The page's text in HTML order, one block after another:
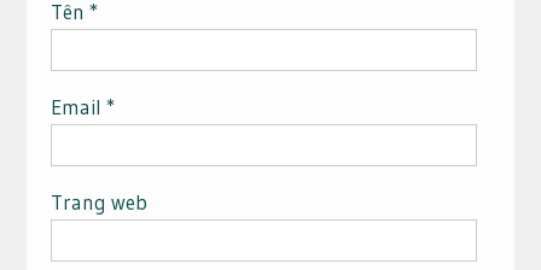
Tên *
Email *
Trang web